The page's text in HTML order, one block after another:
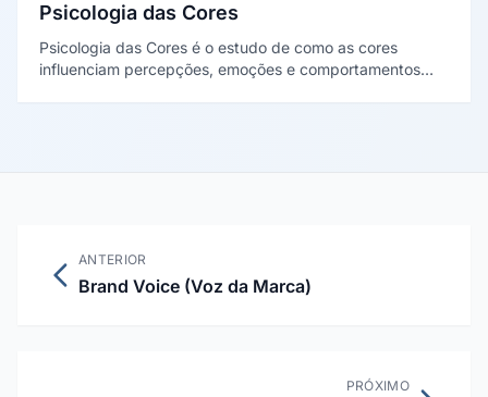
Psicologia das Cores
Psicologia das Cores é o estudo de como as cores
influenciam percepções, emoções e comportamentos
ANTERIOR
Brand Voice (Voz da Marca)
PRÓXIMO